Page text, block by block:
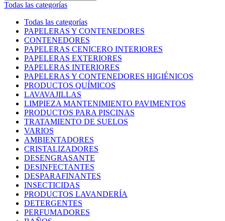
Todas las categorías
Todas las categorías
PAPELERAS Y CONTENEDORES
CONTENEDORES
PAPELERAS CENICERO INTERIORES
PAPELERAS EXTERIORES
PAPELERAS INTERIORES
PAPELERAS Y CONTENEDORES HIGIÉNICOS
PRODUCTOS QUÍMICOS
LAVAVAJILLAS
LIMPIEZA MANTENIMIENTO PAVIMENTOS
PRODUCTOS PARA PISCINAS
TRATAMIENTO DE SUELOS
VARIOS
AMBIENTADORES
CRISTALIZADORES
DESENGRASANTE
DESINFECTANTES
DESPARAFINANTES
INSECTICIDAS
PRODUCTOS LAVANDERÍA
DETERGENTES
PERFUMADORES